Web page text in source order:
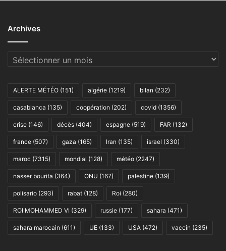
Archives
Archives
ALERTE MÉTÉO (151) algérie (1219) bilan (232)
casablanca (135) coopération (202) covid (1356)
crise (146) décès (404) espagne (519) FAR (132)
france (507) gaza (165) Iran (135) israel (330)
maroc (7315) mondial (128) météo (2247)
nasser bourita (364) ONU (167) palestine (139)
polisario (293) rabat (128) Roi (280)
ROI MOHAMMED VI (329) russie (177) sahara (471)
sahara marocain (611) UE (133) USA (472) vaccin (235)